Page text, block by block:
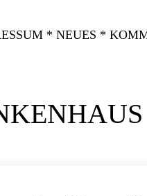
* NEUES *